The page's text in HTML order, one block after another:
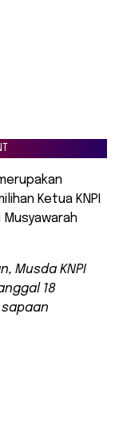
Ketua KNPI
Musyawarah
Musda KNPI
18
sapaan